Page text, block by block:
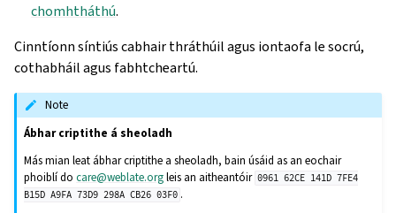
chomhtháthú.
Cinntíonn síntiús cabhair thráthúil agus iontaofa le socrú,
cothabháil agus fabhtcheartú.
Note
Ábhar criptithe á sheoladh
Más mian leat ábhar criptithe a sheoladh, bain úsáid as an eochair
phoiblí docare@weblate.orgleis an aitheantóir 0961 62CE 141D 7FE4
B15D A9FA 73D9 298A CB26 03F0 .